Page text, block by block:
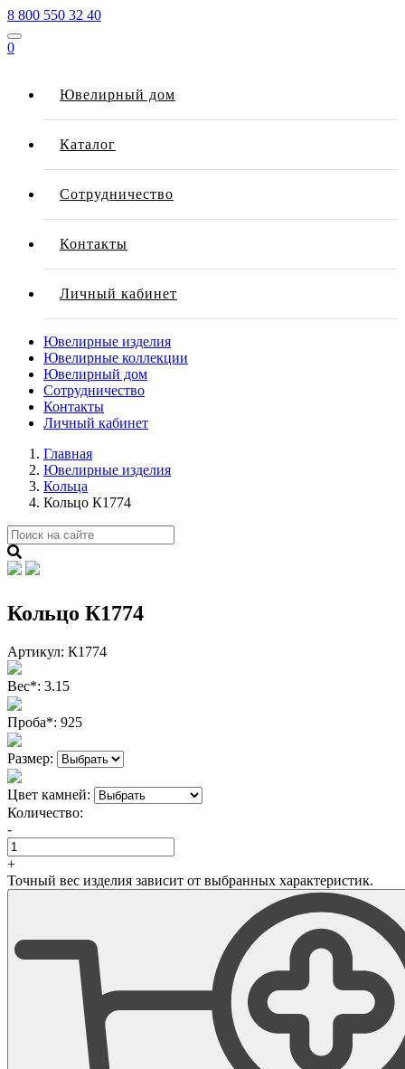
8 800 550 32 40
0
Ювелирный дом
Каталог
Сотрудничество
Контакты
Личный кабинет
Ювелирные изделия
Ювелирные коллекции
Ювелирный дом
Сотрудничество
Контакты
Личный кабинет
Главная
Ювелирные изделия
Кольца
Кольцо К1774
Кольцо К1774
Артикул: К1774
Вес*: 3.15
Проба*: 925
Размер:
Цвет камней:
Количество:
-
+
Точный вес изделия зависит от выбранных характеристик.